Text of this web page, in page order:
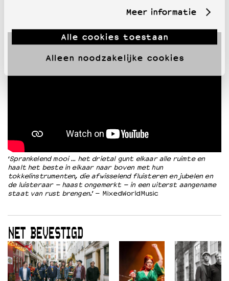
Meer informatie
Alle cookies toestaan
Alleen noodzakelijke cookies
‘Sprankelend mooi … het drietal gunt elkaar alle ruimte en
haalt het beste in elkaar naar boven met hun
tokkelinstrumenten, die afwisselend fluisteren en jubelen en
de luisteraar – haast ongemerkt – in een uiterst aangename
staat van rust brengen.’ – MixedWorldMusic
NET BEVESTIGD